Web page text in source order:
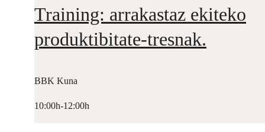
Training: arrakastaz ekiteko
produktibitate-tresnak.
BBK Kuna
10:00h-12:00h